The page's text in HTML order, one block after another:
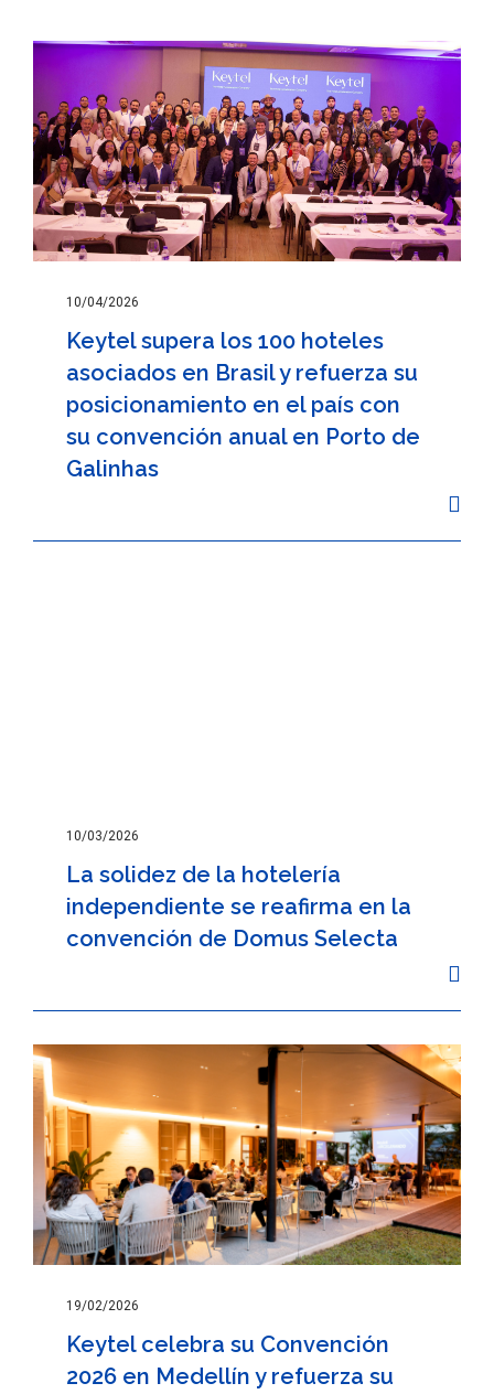
10/04/2026
Keytel supera los 100 hoteles
asociados en Brasil y refuerza su
posicionamiento en el país con
su convención anual en Porto de
Galinhas
10/03/2026
La solidez de la hotelería
independiente se reafirma en la
convención de Domus Selecta
19/02/2026
Keytel celebra su Convención
2026 en Medellín y refuerza su